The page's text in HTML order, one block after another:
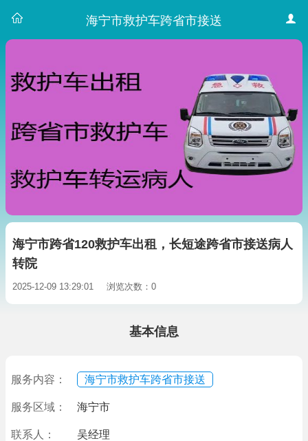
海宁市救护车跨省市接送
海宁市跨省120救护车出租，长短途跨省市接送病人
转院
2025-12-09 13:29:01 浏览次数：0
基本信息
服务内容： 海宁市救护车跨省市接送
服务区域： 海宁市
联系人： 吴经理